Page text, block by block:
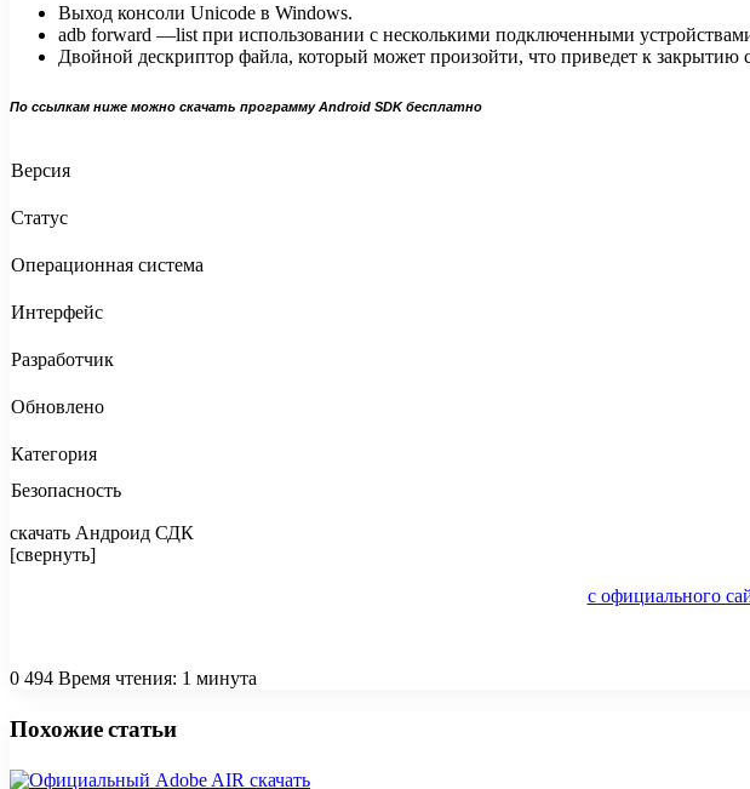
Выход консоли Unicode в Windows.
adb forward —list при использовании с несколькими подключенными
Двойной дескриптор файла, который может произойти, что приведет к
По ссылкам ниже можно скачать программу Android SDK бесплатно
Версия
Статус
Операционная система
Интерфейс
Разработчик
Обновлено
Категория
Безопасность
скачать Андроид СДК
[свернуть]
с официального
0 494 Время чтения: 1 минута
через
электронную
Похожие статьи